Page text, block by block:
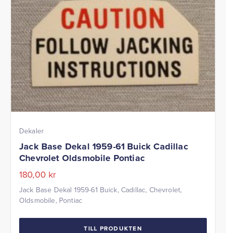
Dekaler
Jack Base Dekal 1959-61 Buick Cadillac
Chevrolet Oldsmobile Pontiac
180,00 kr
Jack Base Dekal 1959-61 Buick, Cadillac, Chevrolet,
Oldsmobile, Pontiac
TILL PRODUKTEN